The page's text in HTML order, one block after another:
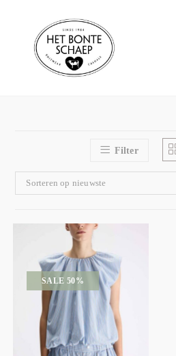
Filter
Sorteren op nieuwste
SALE 50%